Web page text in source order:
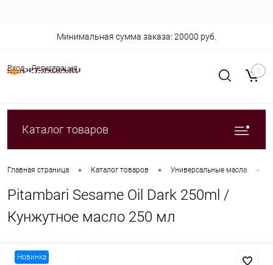
Вход Регистрация
Минимальная сумма заказа: 20000 руб.
0
Каталог товаров
Главная страница • Каталог товаров • Универсальные масла •
Pitambari Sesame Oil Dark 250ml /
Кунжутное масло 250 мл
Новинка